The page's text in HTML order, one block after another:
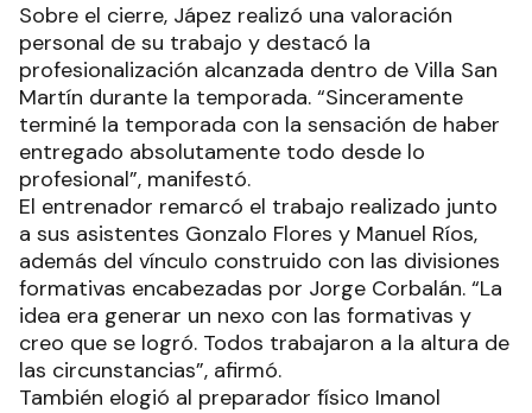
Sobre el cierre, Jápez realizó una valoración
personal de su trabajo y destacó la
profesionalización alcanzada dentro de Villa San
Martín durante la temporada. “Sinceramente
terminé la temporada con la sensación de haber
entregado absolutamente todo desde lo
profesional”, manifestó.
El entrenador remarcó el trabajo realizado junto
a sus asistentes Gonzalo Flores y Manuel Ríos,
además del vínculo construido con las divisiones
formativas encabezadas por Jorge Corbalán. “La
idea era generar un nexo con las formativas y
creo que se logró. Todos trabajaron a la altura de
las circunstancias”, afirmó.
También elogió al preparador físico Imanol